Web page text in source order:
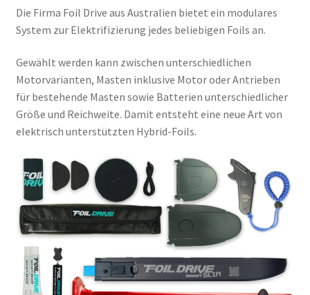
Die Firma Foil Drive aus Australien bietet ein modulares
System zur Elektrifizierung jedes beliebigen Foils an.
Gewählt werden kann zwischen unterschiedlichen
Motorvarianten, Masten inklusive Motor oder Antrieben
für bestehende Masten sowie Batterien unterschiedlicher
Größe und Reichweite. Damit entsteht eine neue Art von
elektrisch unterstützten Hybrid-Foils.